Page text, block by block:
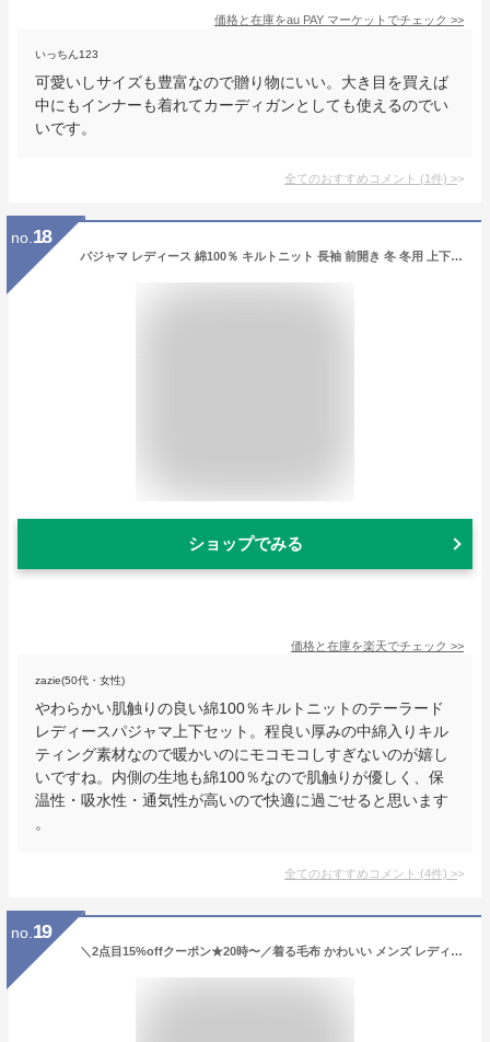
価格と在庫をau PAY マーケット でチェック >>
いっちん123
可愛いしサイズも豊富なので贈り物にいい。大き目を買えば
中にもインナーも着れてカーディガンとしても使えるのでい
いです。
全てのおすすめコメント (1件) >
no. 18
パジャマ レディース 綿100％ キルトニット 長袖 前開き 冬 冬用 上下セット S M L cottacotta ニットキルト ルームウェア 肌に優しい 暖かい 厚手 入院 旅行 無地 コットン 秋 春 女性 部屋着 大人 150 160 170 男女ペア 夫婦 敬老の日 ギフト 綿 おしゃれ かわいい
ショップでみる
価格と在庫を楽天でチェック >>
zazie(50代・女性)
やわらかい肌触りの良い綿100％キルトニットのテーラード
レディースパジャマ上下セット。程良い厚みの中綿入りキル
ティング素材なので暖かいのにモコモコしすぎないのが嬉し
いですね。内側の生地も綿100％なので肌触りが優しく、保
温性・吸水性・通気性が高いので快適に過ごせると思います
。
全てのおすすめコメント (4件) >
no. 19
＼2点目15%offクーポン★20時〜／着る毛布 かわいい メンズ レディース フリーサイズ ショート丈 85cm ロング丈 110cm ルームウェア プレミアムミンクファー 秋 冬 長袖 あったか パジャマ 前開き ポケット付 もこもこ 軽い 洗える 冬用 部屋着 あったかグッズ Blanko